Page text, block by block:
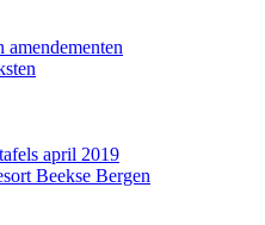
amendementen
april 2019
Beekse Bergen